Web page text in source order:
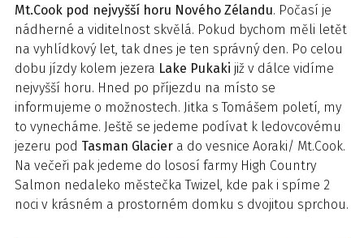
Mt.Cook pod nejvyšší horu Nového Zélandu. Počasí je
nádherné a viditelnost skvělá. Pokud bychom měli letět
na vyhlídkový let, tak dnes je ten správný den. Po celou
dobu jízdy kolem jezera Lake Pukaki již v dálce vidíme
nejvyšší horu. Hned po příjezdu na místo se
informujeme o možnostech. Jitka s Tomášem poletí, my
to vynecháme. Ještě se jedeme podívat k ledovcovému
jezeru pod Tasman Glacier a do vesnice Aoraki/ Mt.Cook.
Na večeři pak jedeme do lososí farmy High Country
Salmon nedaleko městečka Twizel, kde pak i spíme 2
noci v krásném a prostorném domku s dvojitou sprchou.